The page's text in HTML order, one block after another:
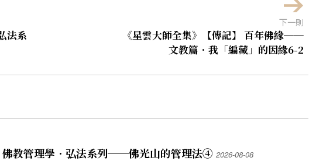
法系
下一則
《星雲大師全集》【傳記】 百年佛緣──
文教篇．我「編藏」的因緣6-2
佛教管理學．弘法系列──佛光山的管理法④ 2026-08-08